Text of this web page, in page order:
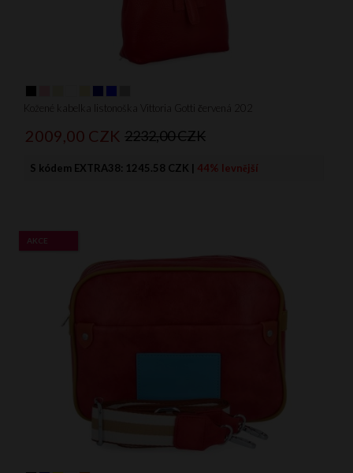
Kožené kabelka listonoška Vittoria Gotti červená 202
2009,00 CZK 2232,00 CZK
S kódem EXTRA38: 1245.58 CZK | 44% levnější
AKCE